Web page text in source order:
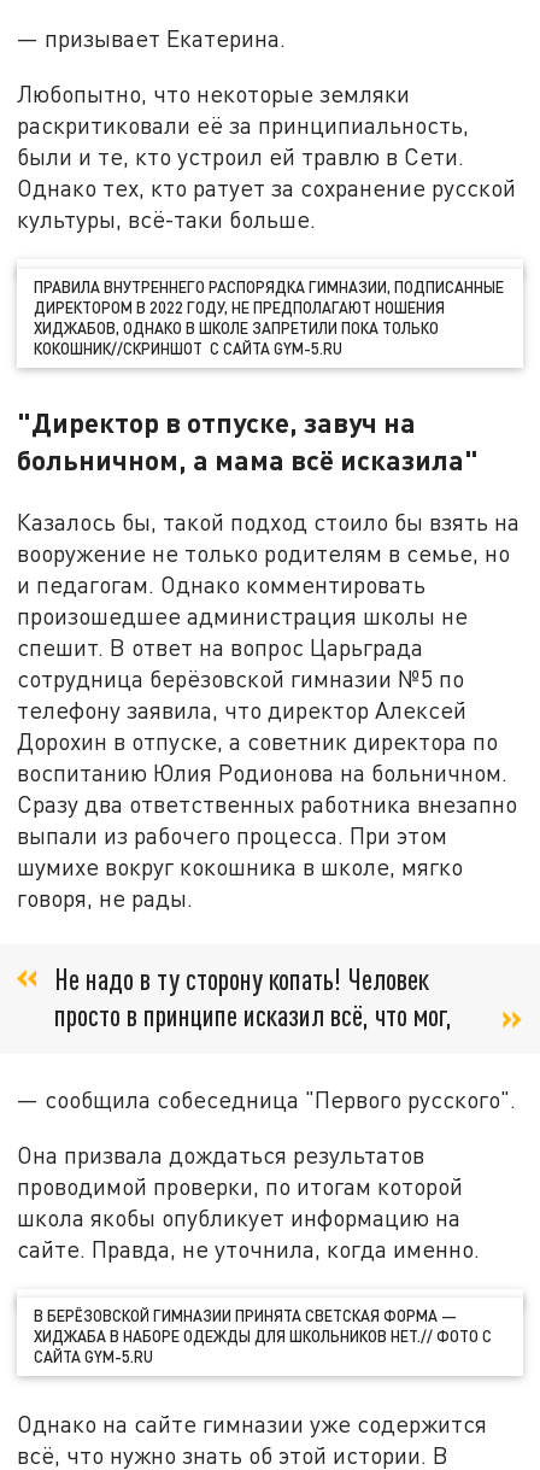
— призывает Екатерина.
Любопытно, что некоторые земляки
раскритиковали её за принципиальность,
были и те, кто устроил ей травлю в Сети.
Однако тех, кто ратует за сохранение русской
культуры, всё-таки больше.
ПРАВИЛА ВНУТРЕННЕГО РАСПОРЯДКА ГИМНАЗИИ, ПОДПИСАННЫЕ
ДИРЕКТОРОМ В 2022 ГОДУ, НЕ ПРЕДПОЛАГАЮТ НОШЕНИЯ
ХИДЖАБОВ, ОДНАКО В ШКОЛЕ ЗАПРЕТИЛИ ПОКА ТОЛЬКО
КОКОШНИК//СКРИНШОТ С САЙТА GYM-5.RU
"Директор в отпуске, завуч на
больничном, а мама всё исказила"
Казалось бы, такой подход стоило бы взять на
вооружение не только родителям в семье, но
и педагогам. Однако комментировать
произошедшее администрация школы не
спешит. В ответ на вопрос Царьграда
сотрудница берёзовской гимназии №5 по
телефону заявила, что директор Алексей
Дорохин в отпуске, а советник директора по
воспитанию Юлия Родионова на больничном.
Сразу два ответственных работника внезапно
выпали из рабочего процесса. При этом
шумихе вокруг кокошника в школе, мягко
говоря, не рады.
Не надо в ту сторону копать! Человек
просто в принципе исказил всё, что мог,
— сообщила собеседница "Первого русского".
Она призвала дождаться результатов
проводимой проверки, по итогам которой
школа якобы опубликует информацию на
сайте. Правда, не уточнила, когда именно.
В БЕРЁЗОВСКОЙ ГИМНАЗИИ ПРИНЯТА СВЕТСКАЯ ФОРМА —
ХИДЖАБА В НАБОРЕ ОДЕЖДЫ ДЛЯ ШКОЛЬНИКОВ НЕТ.// ФОТО С
САЙТА GYM-5.RU
Однако на сайте гимназии уже содержится
всё, что нужно знать об этой истории. В